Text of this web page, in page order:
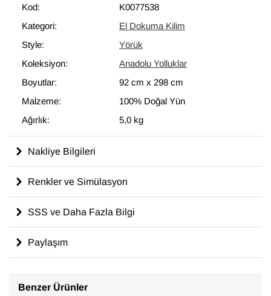
Kod:
K0077538
Kategori:
El Dokuma Kilim
Style:
Yörük
Koleksiyon:
Anadolu Yolluklar
Boyutlar:
92 cm x 298 cm
Malzeme:
100% Doğal Yün
Ağırlık:
5,0 kg
Nakliye Bilgileri
Renkler ve Simülasyon
SSS ve Daha Fazla Bilgi
Paylaşım
Benzer Ürünler